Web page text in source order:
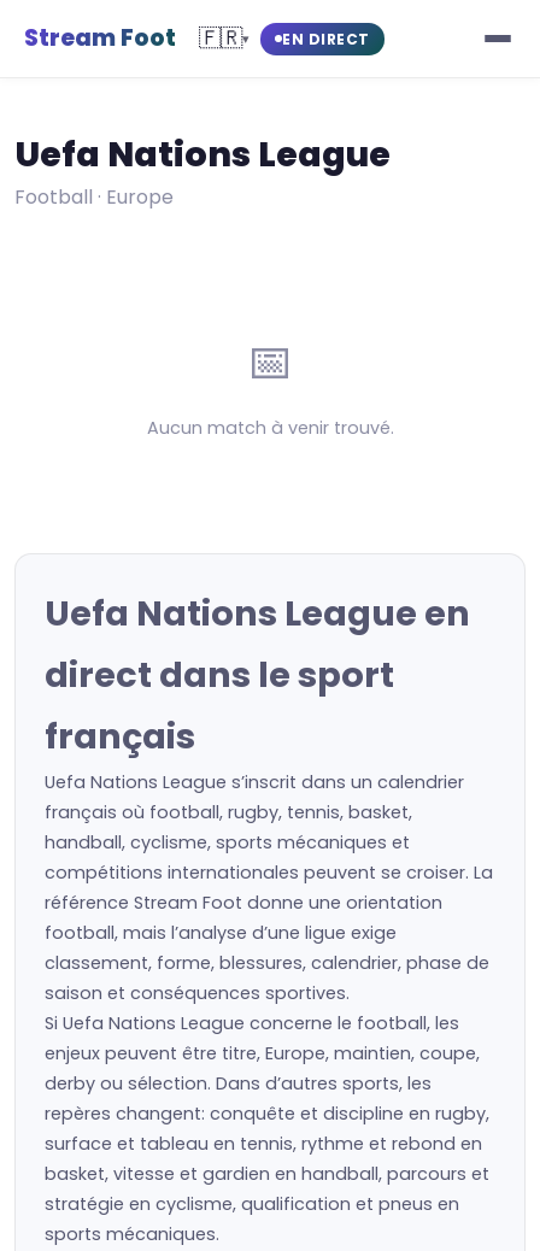
Stream Foot 🇫🇷▾ EN DIRECT
Uefa Nations League
Football · Europe
📅
Aucun match à venir trouvé.
Uefa Nations League en
direct dans le sport
français
Uefa Nations League s’inscrit dans un calendrier
français où football, rugby, tennis, basket,
handball, cyclisme, sports mécaniques et
compétitions internationales peuvent se croiser. La
référence Stream Foot donne une orientation
football, mais l’analyse d’une ligue exige
classement, forme, blessures, calendrier, phase de
saison et conséquences sportives.
Si Uefa Nations League concerne le football, les
enjeux peuvent être titre, Europe, maintien, coupe,
derby ou sélection. Dans d’autres sports, les
repères changent: conquête et discipline en rugby,
surface et tableau en tennis, rythme et rebond en
basket, vitesse et gardien en handball, parcours et
stratégie en cyclisme, qualification et pneus en
sports mécaniques.